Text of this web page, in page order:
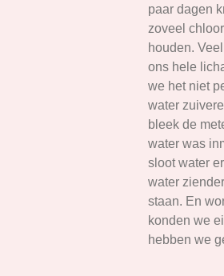
paar dagen
zoveel
houden.
ons hele
we het niet
water
bleek de
water was
sloot water
water
staan. En
konden we
hebben we